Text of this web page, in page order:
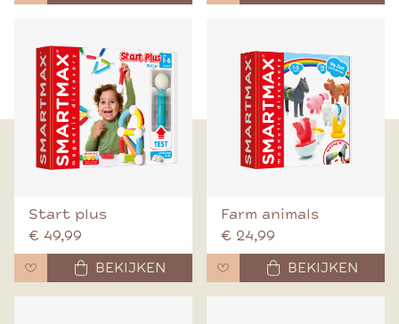
Start plus
€ 49,99
BEKIJKEN
Farm animals
€ 24,99
BEKIJKEN